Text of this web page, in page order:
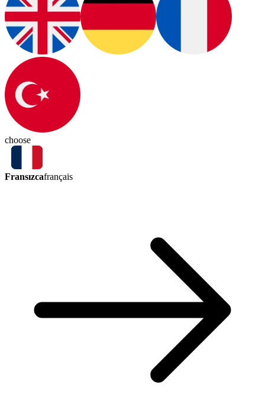
choose
Fransızcafrançais